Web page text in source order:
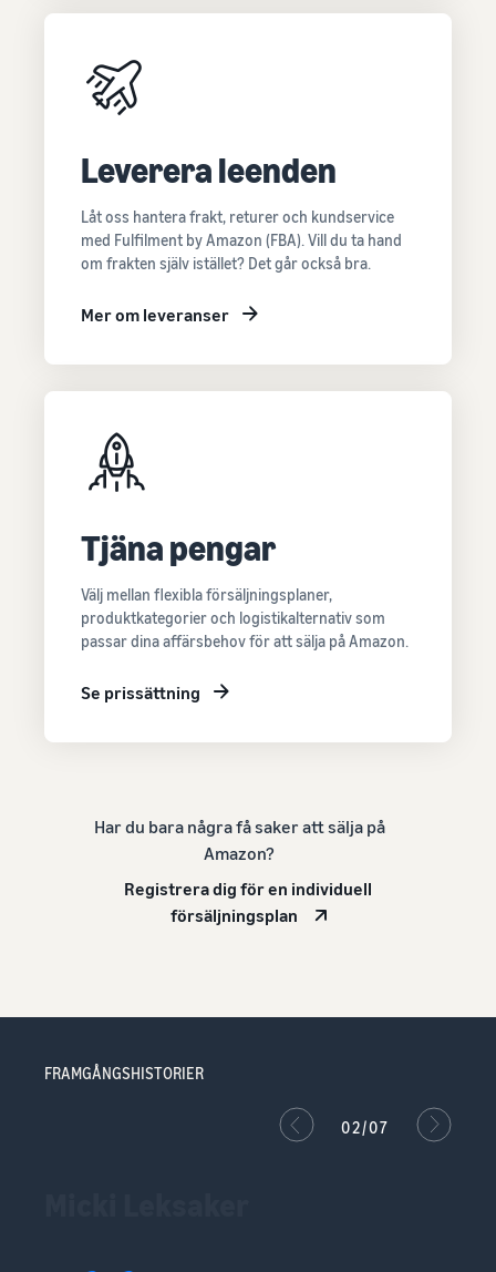
Leverera leenden
Låt oss hantera frakt, returer och kundservice
med Fulfilment by Amazon (FBA). Vill du ta hand
om frakten själv istället? Det går också bra.
Mer om leveranser
Tjäna pengar
Välj mellan flexibla försäljningsplaner,
produktkategorier och logistikalternativ som
passar dina affärsbehov för att sälja på Amazon.
Se prissättning
Har du bara några få saker att sälja på
Amazon?
Registrera dig för en individuell
försäljningsplan
FRAMGÅNGSHISTORIER
02/07